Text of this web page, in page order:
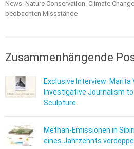
News. Nature Conservation. Climate
beobachten Missstände
Zusammenhängende
Exclusive Interview: Marita
Investigative Journalism
Sculpture
Methan-Emissionen in
eines Jahrzehnts